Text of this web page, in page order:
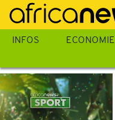
Passer
au
contenu
INFOS ECONOMIE